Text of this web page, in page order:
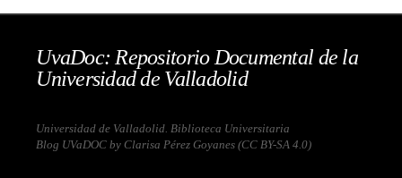
UvaDoc: Repositorio Documental de la
Universidad de Valladolid
Universidad de Valladolid. Biblioteca Universitaria
Blog UVaDOC by Clarisa Pérez Goyanes (CC BY-SA 4.0)